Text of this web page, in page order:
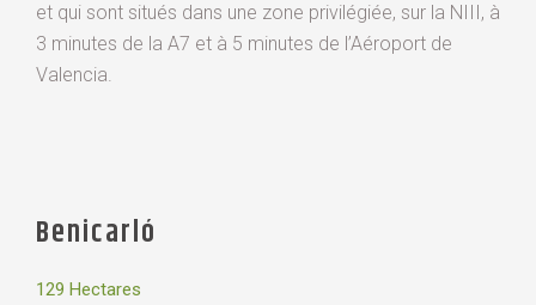
et qui sont situés dans une zone privilégiée, sur la NIII, à
3 minutes de la A7 et à 5 minutes de l’Aéroport de
Valencia.
Benicarló
129 Hectares